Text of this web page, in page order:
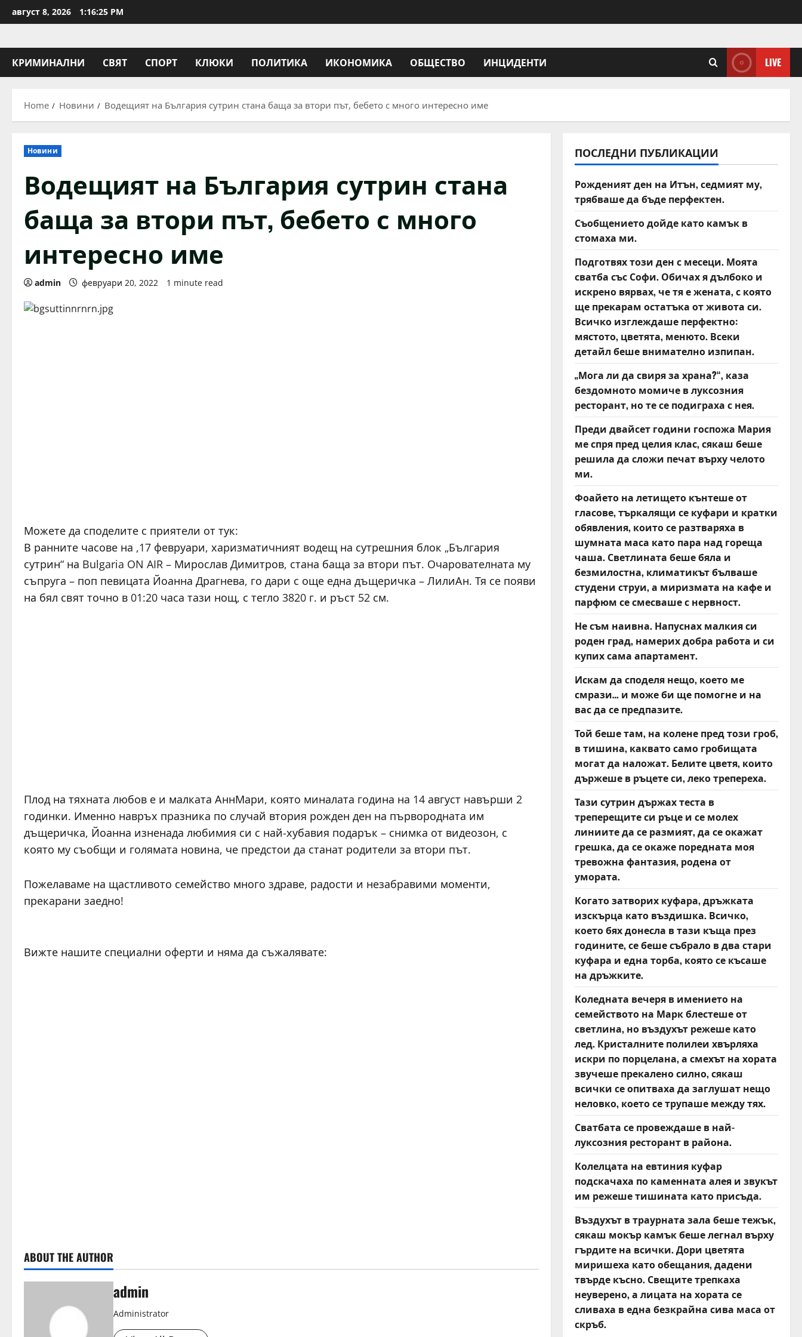
to
август 8, 2026 1:16:26 PM
КРИМИНАЛНИ СВЯТ СПОРТ КЛЮКИ ПОЛИТИКА ИКОНОМИКА ОБЩЕСТВО ИНЦИДЕНТИ LIVE
Home Новини Водещият на България сутрин стана баща за втори път, бебето с много интересно име
Новини
Водещият на България сутрин стана
баща за втори път, бебето с много
интересно име
admin февруари 20, 2022 1 minute read
Можете да споделите с приятели от тук:
В ранните часове на ,17 февруари, харизматичният водещ на сутрешния блок „България
сутрин“ на Bulgaria ON AIR – Мирослав Димитров, стана баща за втори път. Очарователната му
съпруга – поп певицата Йоанна Драгнева, го дари с още една дъщеричка – ЛилиАн. Тя се появи
на бял свят точно в 01:20 часа тази нощ, с тегло 3820 г. и ръст 52 см.
Плод на тяхната любов е и малката АннМари, която миналата година на 14 август навърши 2
годинки. Именно навръх празника по случай втория рожден ден на първородната им
дъщеричка, Йоанна изненада любимия си с най-хубавия подарък – снимка от видеозон, с
която му съобщи и голямата новина, че предстои да станат родители за втори път.
Пожелаваме на щастливото семейство много здраве, радости и незабравими моменти,
прекарани заедно!
Вижте нашите специални оферти и няма да съжалявате:
ABOUT THE AUTHOR
admin
Administrator
ПОСЛЕДНИ ПУБЛИКАЦИИ
Рожденият ден на Итън, седмият му,
трябваше да бъде перфектен.
Съобщението дойде като камък в
стомаха ми.
Подготвях този ден с месеци. Моята
сватба със Софи. Обичах я дълбоко и
искрено вярвах, че тя е жената, с която
ще прекарам остатъка от живота си.
Всичко изглеждаше перфектно:
мястото, цветята, менюто. Всеки
детайл беше внимателно изпипан.
„Мога ли да свиря за храна?“, каза
бездомното момиче в луксозния
ресторант, но те се подиграха с нея.
Преди двайсет години госпожа Мария
ме спря пред целия клас, сякаш беше
решила да сложи печат върху челото
ми.
Фоайето на летището кънтеше от
гласове, търкалящи се куфари и кратки
обявления, които се разтваряха в
шумната маса като пара над гореща
чаша. Светлината беше бяла и
безмилостна, климатикът бълваше
студени струи, а миризмата на кафе и
парфюм се смесваше с нервност.
Не съм наивна. Напуснах малкия си
роден град, намерих добра работа и си
купих сама апартамент.
Искам да споделя нещо, което ме
смрази… и може би ще помогне и на
вас да се предпазите.
Той беше там, на колене пред този гроб,
в тишина, каквато само гробищата
могат да наложат. Белите цветя, които
държеше в ръцете си, леко трепереха.
Тази сутрин държах теста в
треперещите си ръце и се молех
линиите да се размият, да се окажат
грешка, да се окаже поредната моя
тревожна фантазия, родена от
умората.
Когато затворих куфара, дръжката
изскърца като въздишка. Всичко,
което бях донесла в тази къща през
годините, се беше събрало в два стари
куфара и една торба, която се късаше
на дръжките.
Коледната вечеря в имението на
семейството на Марк блестеше от
светлина, но въздухът режеше като
лед. Кристалните полилеи хвърляха
искри по порцелана, а смехът на хората
звучеше прекалено силно, сякаш
всички се опитваха да заглушат нещо
неловко, което се трупаше между тях.
Сватбата се провеждаше в най-
луксозния ресторант в района.
Колелцата на евтиния куфар
подскачаха по каменната алея и звукът
им режеше тишината като присъда.
Въздухът в траурната зала беше тежък,
сякаш мокър камък беше легнал върху
гърдите на всички. Дори цветята
миришеха като обещания, дадени
твърде късно. Свещите трепкаха
неуверено, а лицата на хората се
сливаха в една безкрайна сива маса от
скръб.